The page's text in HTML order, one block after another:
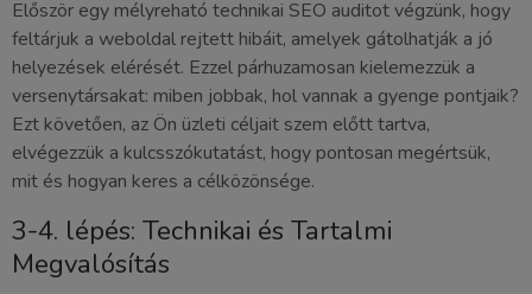
Először egy mélyreható technikai SEO auditot végzünk, hogy
feltárjuk a weboldal rejtett hibáit, amelyek gátolhatják a jó
helyezések elérését. Ezzel párhuzamosan kielemezzük a
versenytársakat: miben jobbak, hol vannak a gyenge pontjaik?
Ezt követően, az Ön üzleti céljait szem előtt tartva,
elvégezzük a kulcsszókutatást, hogy pontosan megértsük,
mit és hogyan keres a célközönsége.
3-4. lépés: Technikai és Tartalmi
Megvalósítás